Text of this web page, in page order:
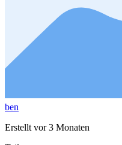
ben
Erstellt vor 3 Monaten